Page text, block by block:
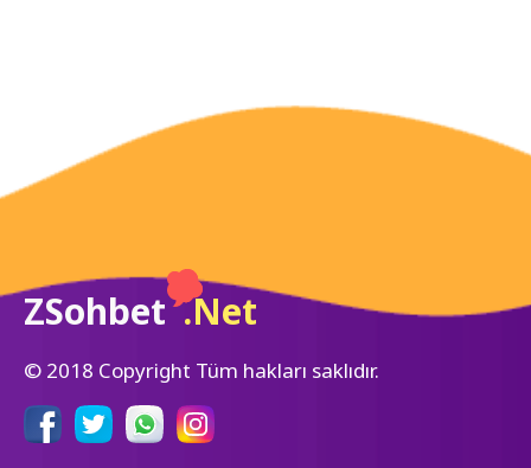
ZSohbet .Net
© 2018 Copyright Tüm hakları saklıdır.